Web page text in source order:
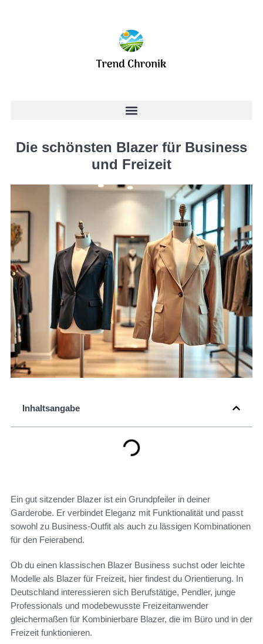
Die schönsten Blazer für Business
und Freizeit
Inhaltsangabe
Ein gut sitzender Blazer ist ein Grundpfeiler in deiner
Garderobe. Er verbindet Eleganz mit Funktionalität und passt
sowohl zu Business-Outfit als auch zu lässigen Kombinationen
für den Feierabend.
Ob du einen klassischen Blazer Business suchst oder leichte
Modelle als Blazer für Freizeit, hier findest du Orientierung. In
Deutschland interessieren sich Berufstätige, Pendler, junge
Professionals und modebewusste Freizeitanwender
gleichermaßen für Kombinierbare Blazer, die im Büro und in der
Freizeit funktionieren.